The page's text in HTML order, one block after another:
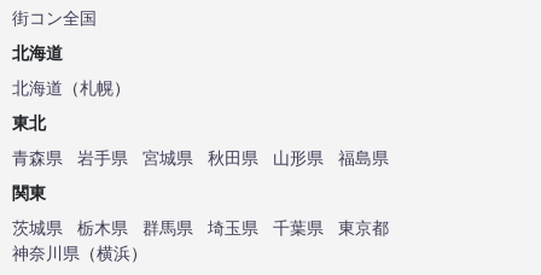
街コン全国
北海道
北海道 （札幌）
東北
青森県
岩手県 宮城県 秋田県 山形県
福島県
関東
茨城県
栃木県 群馬県 埼玉県 千葉県
東京都
神奈川県 （横浜）